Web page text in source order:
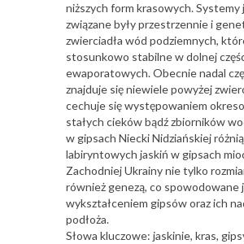
niższych form krasowych. Systemy
związane były przestrzennie i
zwierciadła wód podziemnych,
stosunkowo stabilne w dolnej
ewaporatowych. Obecnie nadal
znajduje się niewiele powyżej
cechuje się występowaniem
stałych cieków bądź zbiorników
w gipsach Niecki Nidziańskiej
labiryntowych jaskiń w gipsach
Zachodniej Ukrainy nie tylko
również genezą, co spowodowane
wykształceniem gipsów oraz ich
podłoża.
Słowa kluczowe: jaskinie, kras,